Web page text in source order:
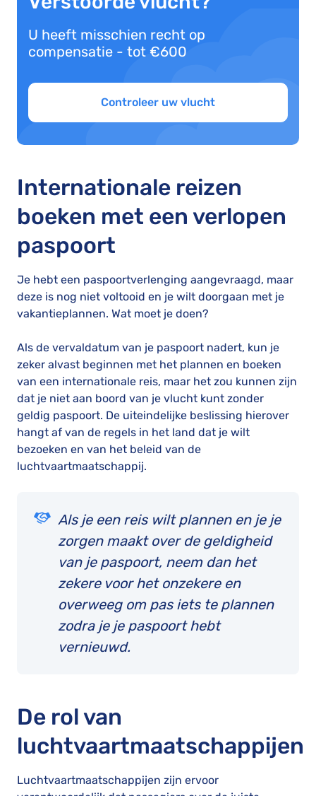
U heeft misschien recht op
compensatie - tot €600
Controleer uw vlucht
Internationale reizen
boeken met een verlopen
paspoort
Je hebt een paspoortverlenging aangevraagd, maar
deze is nog niet voltooid en je wilt doorgaan met je
vakantieplannen. Wat moet je doen?
Als de vervaldatum van je paspoort nadert, kun je
zeker alvast beginnen met het plannen en boeken
van een internationale reis, maar het zou kunnen zijn
dat je niet aan boord van je vlucht kunt zonder
geldig paspoort. De uiteindelijke beslissing hierover
hangt af van de regels in het land dat je wilt
bezoeken en van het beleid van de
luchtvaartmaatschappij.
Als je een reis wilt plannen en je je
zorgen maakt over de geldigheid
van je paspoort, neem dan het
zekere voor het onzekere en
overweeg om pas iets te plannen
zodra je je paspoort hebt
vernieuwd.
De rol van
luchtvaartmaatschappijen
Luchtvaartmaatschappijen zijn ervoor